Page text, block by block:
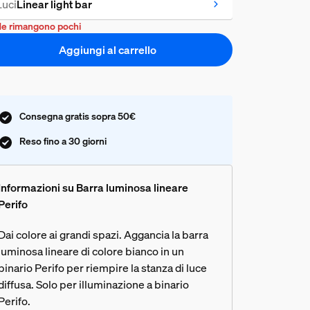
Linear light bar
rimangono pochi
Aggiungi al carrello
Consegna gratis sopra 50€
Reso fino a 30 giorni
su Barra luminosa lineare
colore ai grandi spazi. Aggancia la barra
lineare di colore bianco in un
Perifo per riempire la stanza di luce
Solo per illuminazione a binario